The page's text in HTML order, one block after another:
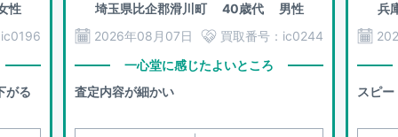
性
ic0196
がる
埼玉県比企郡滑川町40歳代 男性
2026年08月07日
買取番号： ic0244
一心堂に感じたよいところ
査定内容が細かい
兵
スピー